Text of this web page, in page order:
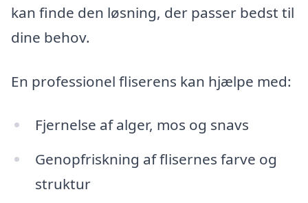
kan finde den løsning, der passer bedst til
dine behov.
En professionel fliserens kan hjælpe med:
Fjernelse af alger, mos og snavs
Genopfriskning af flisernes farve og
struktur